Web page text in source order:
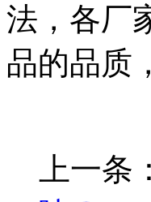
法，各厂
品的品质
上一条